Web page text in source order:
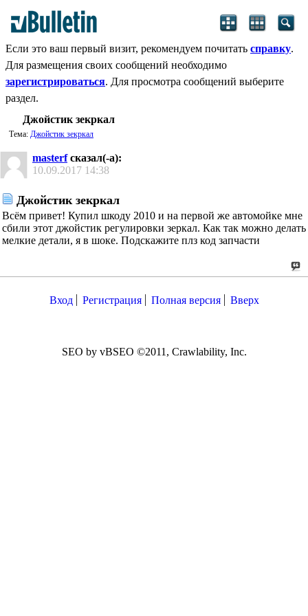
Если это ваш первый визит, рекомендуем почитать справку.
Для размещения своих сообщений необходимо
зарегистрироваться. Для просмотра сообщений выберите
раздел.
Джойстик зекркал
Тема: Джойстик зекркал
masterfсказал(-а):
10.09.2017 14:38
Джойстик зекркал
Всём привет! Купил шкоду 2010 и на первой же автомойке мне
сбили этот джойстик регулировки зеркал. Как так можно делать
мелкие детали, я в шоке. Подскажите плз код запчасти
Вход Регистрация Полная версия Вверх
SEO by vBSEO ©2011, Crawlability, Inc.